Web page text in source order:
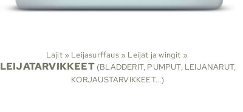
Lajit ‪» Leijasurffaus ‪» Leijat ja wingit ‪»
LEIJATARVIKKEET(BLADDERIT, PUMPUT, LEIJANARUT,
KORJAUSTARVIKKEET...)